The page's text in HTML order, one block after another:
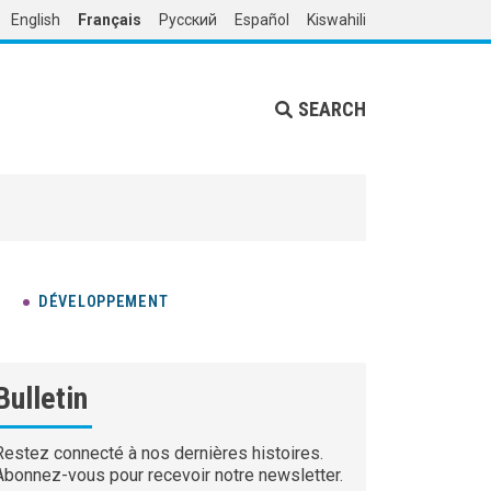
English Français Русский Español Kiswahili
SEARCH
DÉVELOPPEMENT
connecté à nos dernières histoires.
vous pour recevoir notre newsletter.